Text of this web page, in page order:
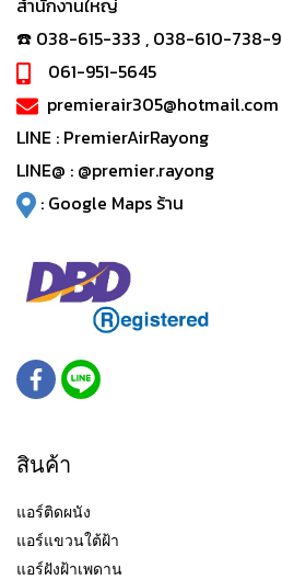
สำนักงานใหญ่
☎️ 038-615-333 , 038-610-738-9
061-951-5645
premierair305@hotmail.com
LINE : PremierAirRayong
LINE@ : @premier.rayong
: Google Maps ร้าน
สินค้า
แอร์ติดผนัง
แอร์แขวนใต้ฝ้า
แอร์ฝังฝ้าเพดาน